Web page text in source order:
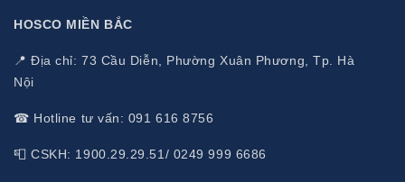
HOSCO MIỀN BẮC
📍 Địa chỉ: 73 Cầu Diễn, Phường Xuân Phương, Tp. Hà
Nội
☎ Hotline tư vấn: 091 616 8756
📮 CSKH: 1900.29.29.51/ 0249 999 6686